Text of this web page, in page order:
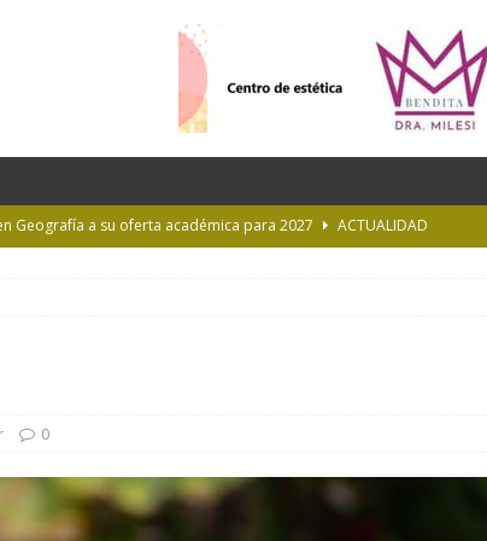
Geografía a su oferta académica para 2027
ACTUALIDAD
y entregó escrituras en Almirante Brown
Provincia hasta el 13 de agosto de 2026
0